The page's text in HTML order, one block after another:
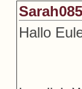
Sarah085
Hallo